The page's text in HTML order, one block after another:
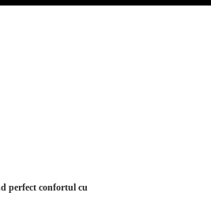
perfect confortul cu